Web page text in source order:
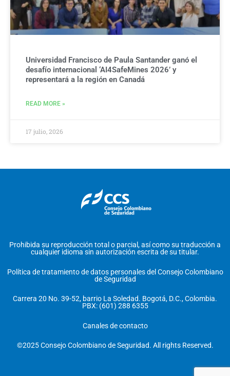
Universidad Francisco de Paula Santander ganó el
desafío internacional ‘AI4SafeMines 2026’ y
representará a la región en Canadá
READ MORE »
17 julio, 2026
Prohibida su reproducción total o parcial, así como su traducción a
cualquier idioma sin autorización escrita de su titular.
Política de tratamiento de datos personales del Consejo Colombiano
de Seguridad
Carrera 20 No. 39-52, barrio La Soledad. Bogotá, D.C., Colombia.
PBX: (601) 288 6355
Canales de contacto
©2025 Consejo Colombiano de Seguridad. All rights Reserved.